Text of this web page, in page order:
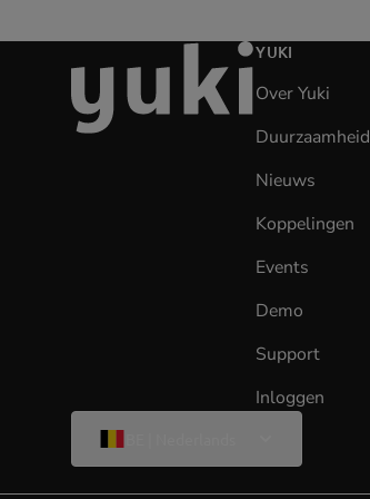
de
homepage
YUKI
Over Yuki
Duurzaamheid
Nieuws
Koppelingen
Events
Demo
Support
Inloggen